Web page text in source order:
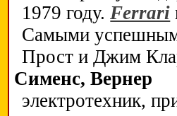
1979 году.Ferrari
Самыми
Прост и Джим
Сименс, Вернер
электротехник,